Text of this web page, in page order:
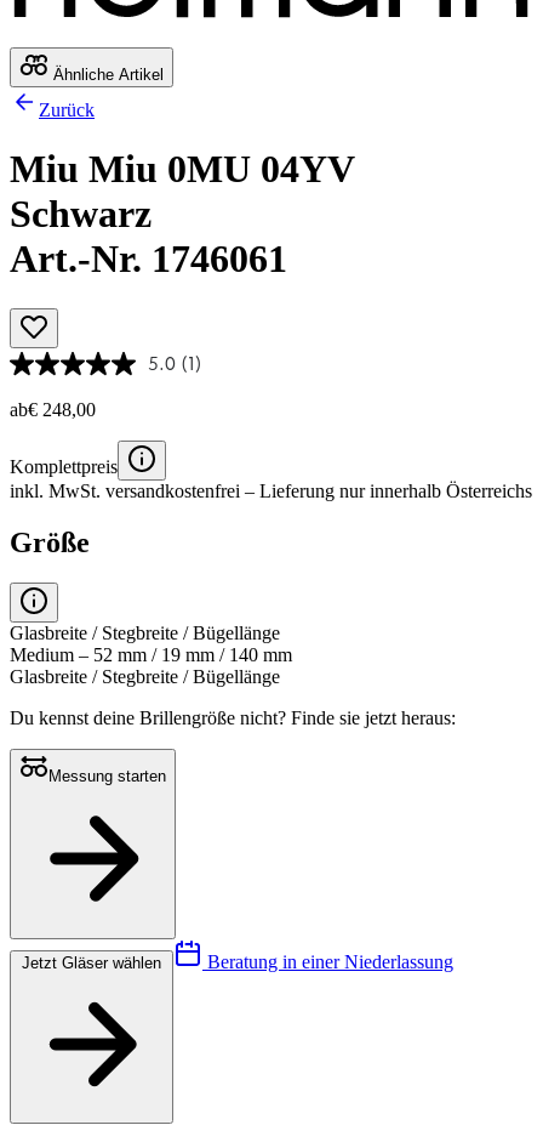
Ähnliche Artikel
Zurück
Miu Miu 0MU 04YV
Schwarz
Art.-Nr. 1746061
5.0 (1)
ab€ 248,00
Komplettpreis
inkl. MwSt. versandkostenfrei – Lieferung nur innerhalb Österreichs
Größe
Glasbreite / Stegbreite / Bügellänge
Medium – 52 mm / 19 mm / 140 mm
Glasbreite / Stegbreite / Bügellänge
Du kennst deine Brillengröße nicht? Finde sie jetzt heraus:
Messung starten
Beratung in einer Niederlassung